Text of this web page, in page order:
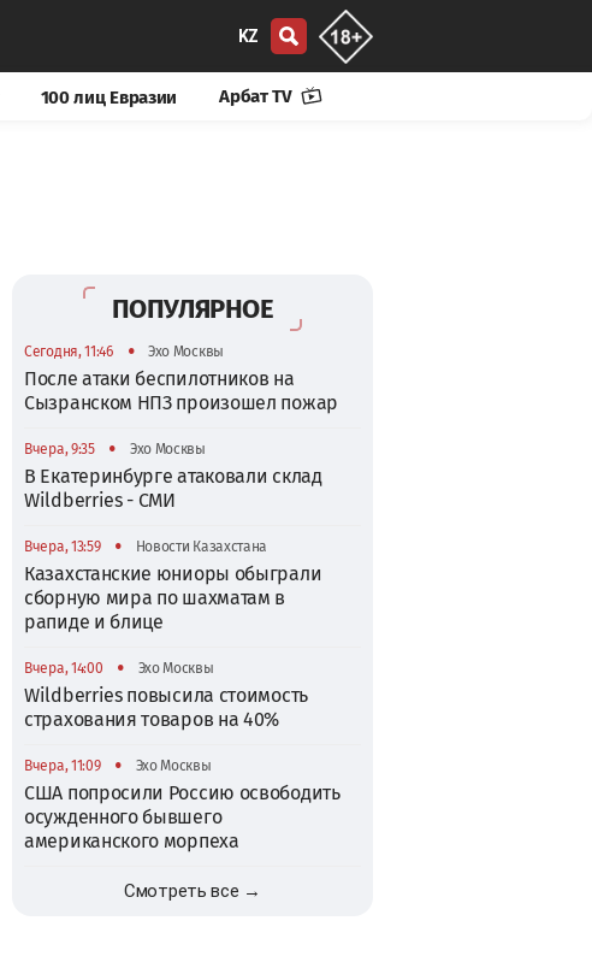
KZ
100 лиц Евразии Арбат TV
ПОПУЛЯРНОЕ
Сегодня, 11:46 • Эхо Москвы
После атаки беспилотников на
Сызранском НПЗ произошел пожар
Вчера, 9:35 • Эхо Москвы
В Екатеринбурге атаковали склад
Wildberries - СМИ
Вчера, 13:59 • Новости Казахстана
Казахстанские юниоры обыграли
сборную мира по шахматам в
рапиде и блице
Вчера, 14:00 • Эхо Москвы
Wildberries повысила стоимость
страхования товаров на 40%
Вчера, 11:09 • Эхо Москвы
США попросили Россию освободить
осужденного бывшего
американского морпеха
Смотреть все →